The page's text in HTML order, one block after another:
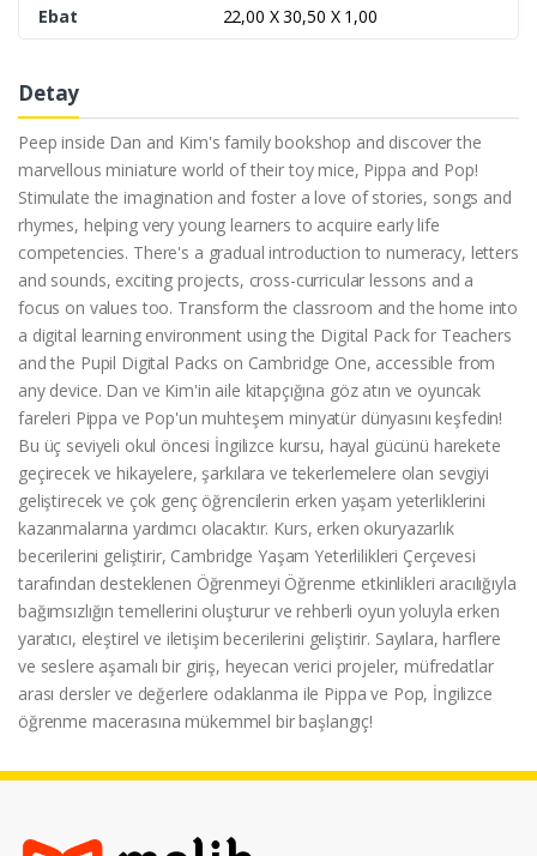
Ebat
22,00 X 30,50 X 1,00
Detay
Peep inside Dan and Kim's family bookshop and discover the
marvellous miniature world of their toy mice, Pippa and Pop!
Stimulate the imagination and foster a love of stories, songs and
rhymes, helping very young learners to acquire early life
competencies. There's a gradual introduction to numeracy, letters
and sounds, exciting projects, cross-curricular lessons and a
focus on values too. Transform the classroom and the home into
a digital learning environment using the Digital Pack for Teachers
and the Pupil Digital Packs on Cambridge One, accessible from
any device. Dan ve Kim'in aile kitapçığına göz atın ve oyuncak
fareleri Pippa ve Pop'un muhteşem minyatür dünyasını keşfedin!
Bu üç seviyeli okul öncesi İngilizce kursu, hayal gücünü harekete
geçirecek ve hikayelere, şarkılara ve tekerlemelere olan sevgiyi
geliştirecek ve çok genç öğrencilerin erken yaşam yeterliklerini
kazanmalarına yardımcı olacaktır. Kurs, erken okuryazarlık
becerilerini geliştirir, Cambridge Yaşam Yeterlilikleri Çerçevesi
tarafından desteklenen Öğrenmeyi Öğrenme etkinlikleri aracılığıyla
bağımsızlığın temellerini oluşturur ve rehberli oyun yoluyla erken
yaratıcı, eleştirel ve iletişim becerilerini geliştirir. Sayılara, harflere
ve seslere aşamalı bir giriş, heyecan verici projeler, müfredatlar
arası dersler ve değerlere odaklanma ile Pippa ve Pop, İngilizce
öğrenme macerasına mükemmel bir başlangıç!